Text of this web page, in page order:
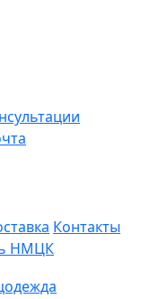
Контакты
НМЦК